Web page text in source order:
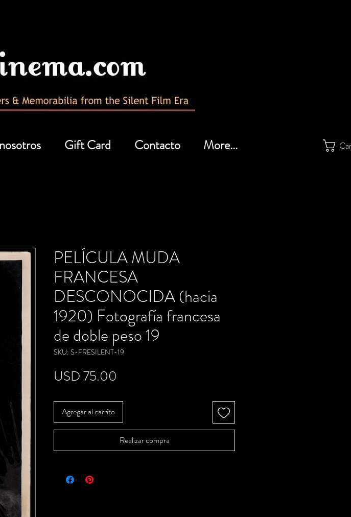
Gift Card Contacto More...
PELÍCULA MUDA
FRANCESA
DESCONOCIDA (hacia
1920) Fotografía francesa
de doble peso 19
SKU: S-FRESILENT-19
USD 75.00
Agregar al carrito
Realizar compra